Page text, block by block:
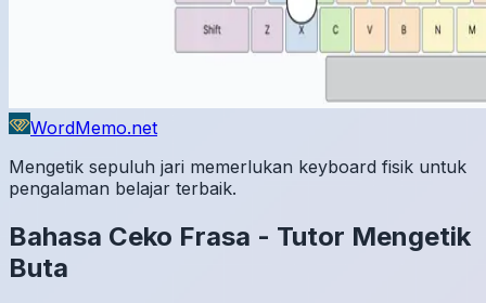
WordMemo.net
Mengetik sepuluh jari memerlukan keyboard fisik untuk
pengalaman belajar terbaik.
Bahasa Ceko Frasa - Tutor Mengetik
Buta